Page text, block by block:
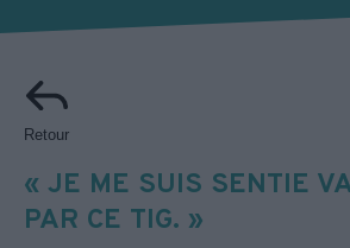
Retour
« JE ME SUIS SENTIE
PAR CE TIG. »